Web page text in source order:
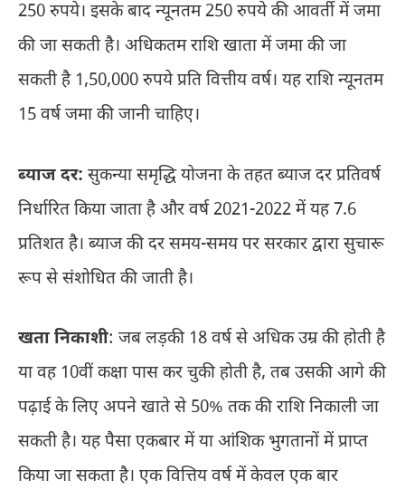
250 रुपये। इसके बाद न्यूनतम 250 रुपये की आवर्ती में जमा
की जा सकती है। अधिकतम राशि खाता में जमा की जा
सकती है 1,50,000 रुपये प्रति वित्तीय वर्ष। यह राशि न्यूनतम
15 वर्ष जमा की जानी चाहिए।
ब्याज दर: सुकन्या समृद्धि योजना के तहत ब्याज दर प्रतिवर्ष
निर्धारित किया जाता है और वर्ष 2021-2022 में यह 7.6
प्रतिशत है। ब्याज की दर समय-समय पर सरकार द्वारा सुचारू
रूप से संशोधित की जाती है।
खता निकाशी: जब लड़की 18 वर्ष से अधिक उम्र की होती है
या वह 10वीं कक्षा पास कर चुकी होती है, तब उसकी आगे की
पढ़ाई के लिए अपने खाते से 50% तक की राशि निकाली जा
सकती है। यह पैसा एकबार में या आंशिक भुगतानों में प्राप्त
किया जा सकता है। एक वित्तिय वर्ष में केवल एक बार